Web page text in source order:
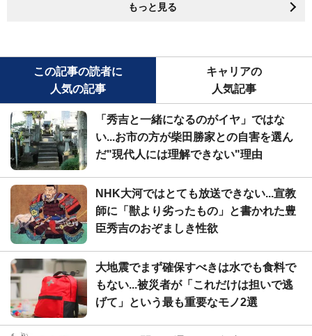
もっと見る
この記事の読者に
人気の記事
キャリアの
人気記事
「秀吉と一緒になるのがイヤ」ではな
い...お市の方が柴田勝家との自害を選ん
だ"現代人には理解できない"理由
NHK大河ではとても放送できない...宣教
師に「獣より劣ったもの」と書かれた豊
臣秀吉のおぞましき性欲
大地震でまず確保すべきは水でも食料で
もない...被災者が「これだけは担いで逃
げて」という最も重要なモノ2選